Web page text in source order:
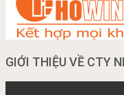
GIỚI THIỆU VỀ CTY